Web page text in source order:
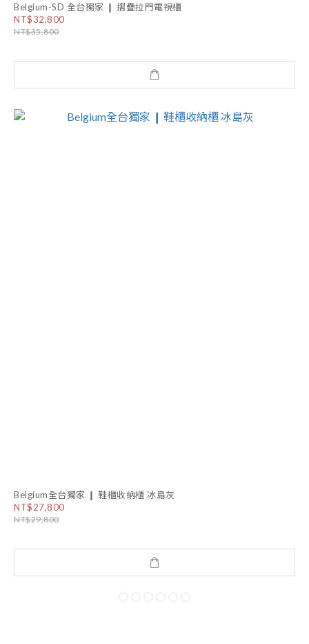
Belgium-SD 全台獨家 ❙ 摺疊拉門電視櫃
NT$32,800
NT$35,800
Belgium全台獨家 ❙ 鞋櫃收納櫃 冰島灰
NT$27,800
NT$29,800